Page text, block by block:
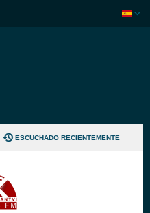
ESCUCHADO RECIENTEMENTE